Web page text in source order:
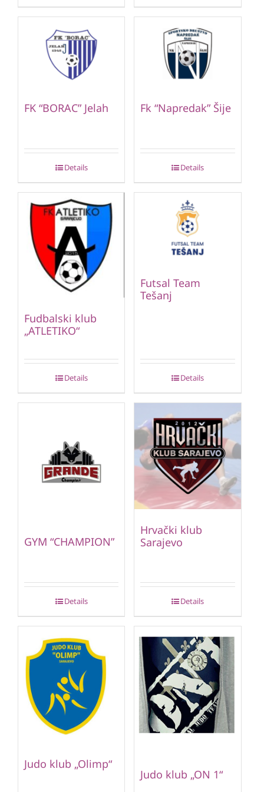
FK “BORAC” Jelah
Details
Fk “Napredak” Šije
Details
Fudbalski klub
„ATLETIKO“
Details
Futsal Team
Tešanj
Details
GYM “CHAMPION”
Details
Hrvački klub
Sarajevo
Details
Judo klub „Olimp“
Judo klub „ON 1“